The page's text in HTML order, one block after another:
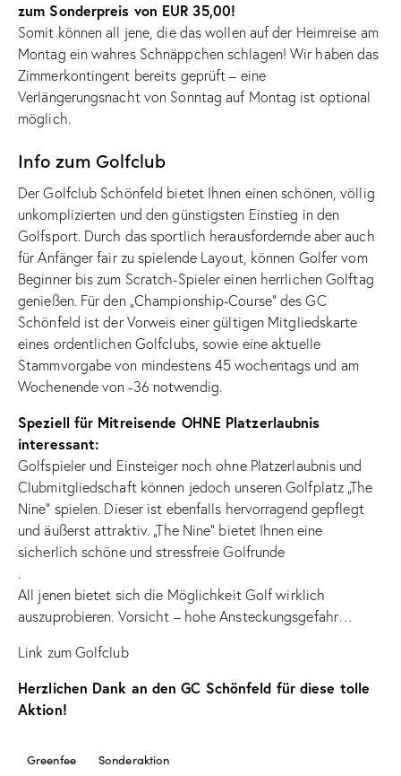
zum Sonderpreis von EUR 35,00!
Somit können all jene, die das wollen auf der Heimreise am
Montag ein wahres Schnäppchen schlagen! Wir haben das
Zimmerkontingent bereits geprüft – eine
Verlängerungsnacht von Sonntag auf Montag ist optional
möglich.
Info zum Golfclub
Der Golfclub Schönfeld bietet Ihnen einen schönen, völlig
unkomplizierten und den günstigsten Einstieg in den
Golfsport. Durch das sportlich herausfordernde aber auch
für Anfänger fair zu spielende Layout, können Golfer vom
Beginner bis zum Scratch-Spieler einen herrlichen Golftag
genießen. Für den „Championship-Course“ des GC
Schönfeld ist der Vorweis einer gültigen Mitgliedskarte
eines ordentlichen Golfclubs, sowie eine aktuelle
Stammvorgabe von mindestens 45 wochentags und am
Wochenende von -36 notwendig.
Speziell für Mitreisende OHNE Platzerlaubnis
interessant:
Golfspieler und Einsteiger noch ohne Platzerlaubnis und
Clubmitgliedschaft können jedoch unseren Golfplatz „The
Nine“ spielen. Dieser ist ebenfalls hervorragend gepflegt
und äußerst attraktiv. „The Nine“ bietet Ihnen eine
sicherlich schöne und stressfreie Golfrunde
.
All jenen bietet sich die Möglichkeit Golf wirklich
auszuprobieren. Vorsicht – hohe Ansteckungsgefahr…
Link zum Golfclub
Herzlichen Dank an den GC Schönfeld für diese tolle
Aktion!
Greenfee Sonderaktion